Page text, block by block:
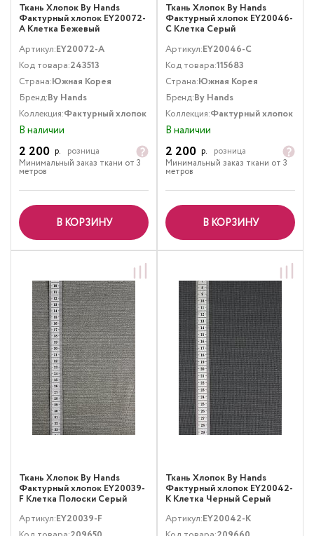
Ткань Хлопок By Hands
Фактурный хлопок EY20072-
A Клетка Бежевый
Артикул:EY20072-A
Код товара:243513
Страна:Южная Корея
Бренд:By Hands
Коллекция:Фактурный хлопок
В наличии
2 200 р.
розница
Минимальный заказ ткани от 3
метров
В КОРЗИНУ
Ткань Хлопок By Hands
Фактурный хлопок EY20046-
C Клетка Серый
Артикул:EY20046-C
Код товара:115683
Страна:Южная Корея
Бренд:By Hands
Коллекция:Фактурный хлопок
В наличии
2 200 р.
розница
Минимальный заказ ткани от 3
метров
В КОРЗИНУ
Ткань Хлопок By Hands
Фактурный хлопок EY20039-
F Клетка Полоски Серый
Артикул:EY20039-F
Ткань Хлопок By Hands
Фактурный хлопок EY20042-
K Клетка Черный Серый
Артикул:EY20042-K